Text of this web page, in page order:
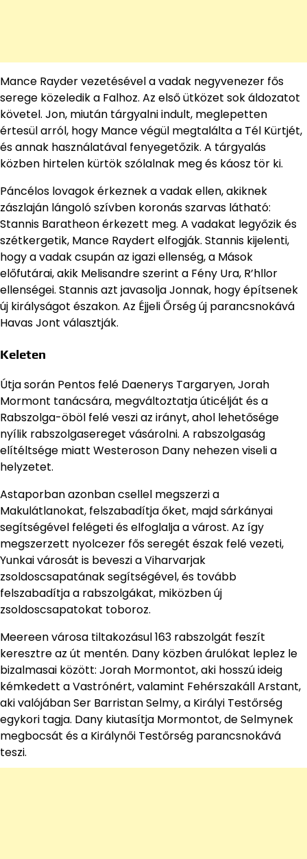
Mance Rayder vezetésével a vadak negyvenezer fős
serege közeledik a Falhoz. Az első ütközet sok áldozatot
követel. Jon, miután tárgyalni indult, meglepetten
értesül arról, hogy Mance végül megtalálta a Tél Kürtjét,
és annak használatával fenyegetőzik. A tárgyalás
közben hirtelen kürtök szólalnak meg és káosz tör ki.
Páncélos lovagok érkeznek a vadak ellen, akiknek
zászlaján lángoló szívben koronás szarvas látható:
Stannis Baratheon érkezett meg. A vadakat legyőzik és
szétkergetik, Mance Raydert elfogják. Stannis kijelenti,
hogy a vadak csupán az igazi ellenség, a Mások
előfutárai, akik Melisandre szerint a Fény Ura, R’hllor
ellenségei. Stannis azt javasolja Jonnak, hogy építsenek
új királyságot északon. Az Éjjeli Őrség új parancsnokává
Havas Jont választják.
Keleten
Útja során Pentos felé Daenerys Targaryen, Jorah
Mormont tanácsára, megváltoztatja úticélját és a
Rabszolga-öböl felé veszi az irányt, ahol lehetősége
nyílik rabszolgasereget vásárolni. A rabszolgaság
elítéltsége miatt Westeroson Dany nehezen viseli a
helyzetet.
Astaporban azonban csellel megszerzi a
Makulátlanokat, felszabadítja őket, majd sárkányai
segítségével felégeti és elfoglalja a várost. Az így
megszerzett nyolcezer fős seregét észak felé vezeti,
Yunkai városát is beveszi a Viharvarjak
zsoldoscsapatának segítségével, és tovább
felszabadítja a rabszolgákat, miközben új
zsoldoscsapatokat toboroz.
Meereen városa tiltakozásul 163 rabszolgát feszít
keresztre az út mentén. Dany közben árulókat leplez le
bizalmasai között: Jorah Mormontot, aki hosszú ideig
kémkedett a Vastrónért, valamint Fehérszakáll Arstant,
aki valójában Ser Barristan Selmy, a Királyi Testőrség
egykori tagja. Dany kiutasítja Mormontot, de Selmynek
megbocsát és a Királynői Testőrség parancsnokává
teszi.